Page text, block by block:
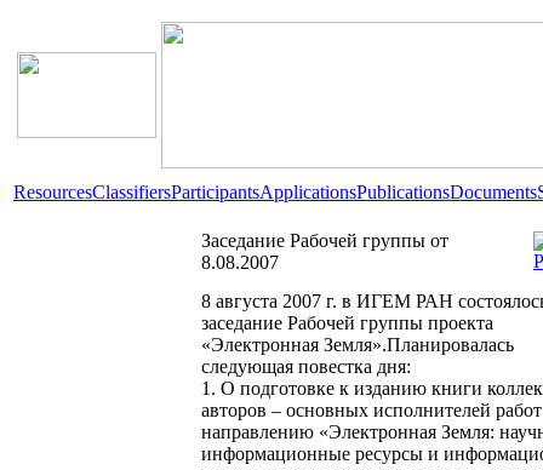
ResourcesClassifiersParticipantsApplicationsPublicationsDocuments
Заседание Рабочей группы от
8.08.2007
8 августа 2007 г. в ИГЕМ РАН
заседание Рабочей группы проекта
«Электронная Земля».Планировалась
следующая повестка дня:
1. О подготовке к изданию книги
авторов – основных исполнителей
направлению «Электронная Земля:
информационные ресурсы и